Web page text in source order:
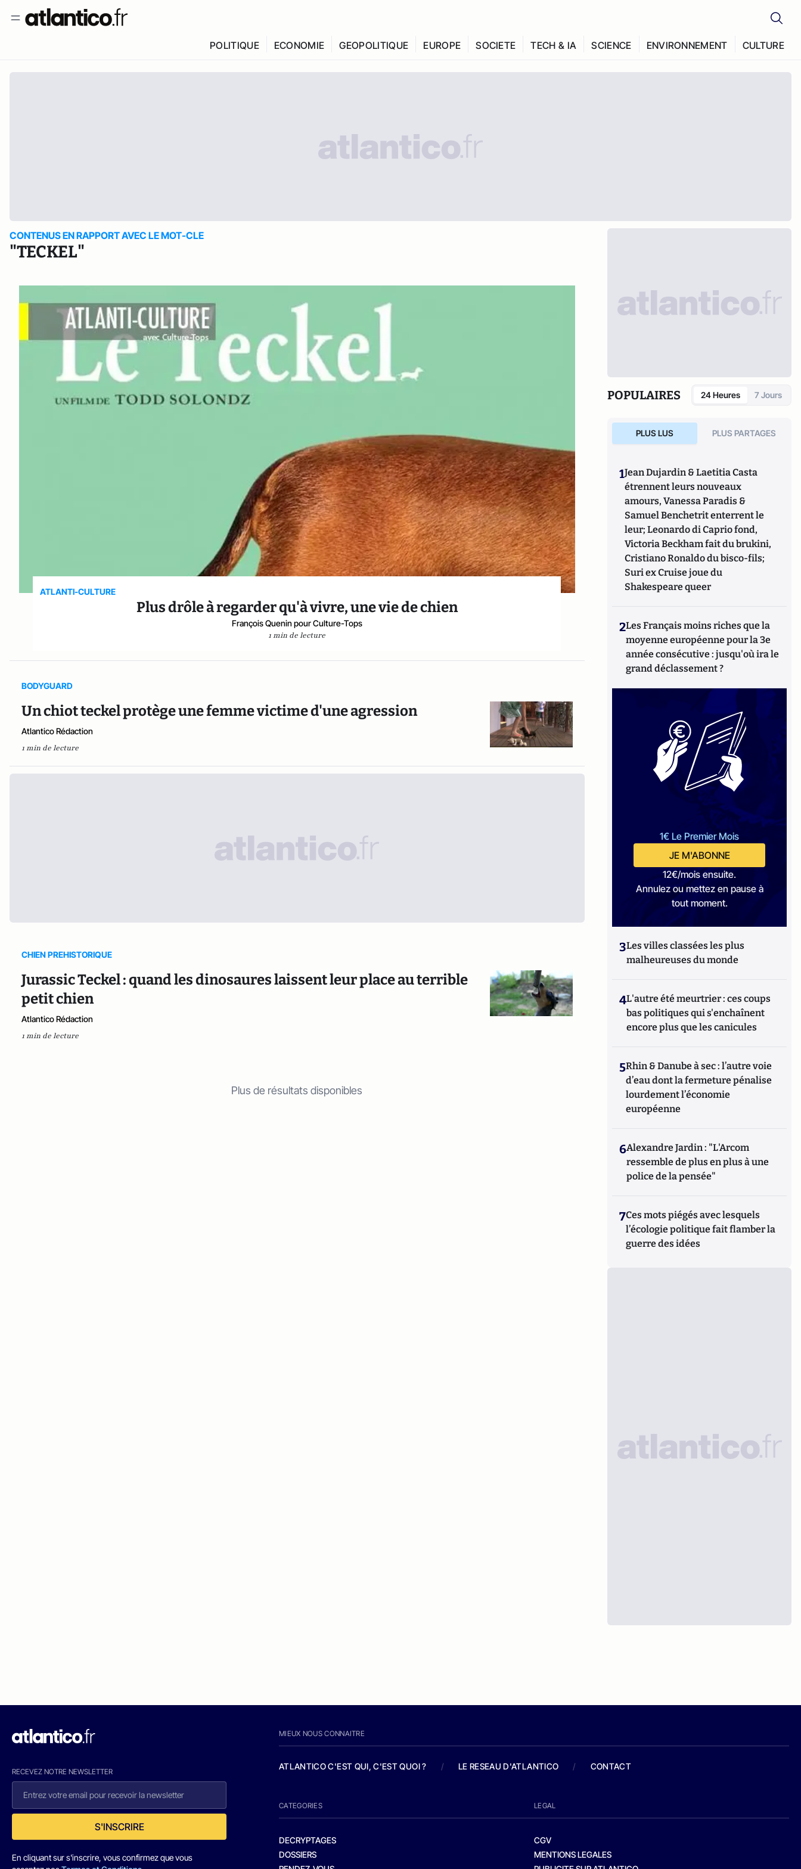
POLITIQUE ECONOMIE GEOPOLITIQUE EUROPE SOCIETE TECH & IA SCIENCE ENVIRONNEMENT CULTURE
CONTENUS EN RAPPORT AVEC LE MOT-CLE
"TECKEL"
ATLANTI-CULTURE
Plus drôle à regarder qu'à vivre, une vie de chien
François Quenin pour Culture-Tops
1 min de lecture
BODYGUARD
Un chiot teckel protège une femme victime d'une agression
Atlantico Rédaction
1 min de lecture
CHIEN PREHISTORIQUE
Jurassic Teckel : quand les dinosaures laissent leur place au terrible
petit chien
Atlantico Rédaction
1 min de lecture
Plus de résultats disponibles
POPULAIRES 24 Heures 7 Jours
PLUS LUS PLUS PARTAGES
1Jean Dujardin & Laetitia Casta
étrennent leurs nouveaux
amours, Vanessa Paradis &
Samuel Benchetrit enterrent le
leur; Leonardo di Caprio fond,
Victoria Beckham fait du brukini,
Cristiano Ronaldo du bisco-fils;
Suri ex Cruise joue du
Shakespeare queer
2Les Français moins riches que la
moyenne européenne pour la 3e
année consécutive : jusqu'où ira le
grand déclassement ?
1€ Le Premier Mois
JE M'ABONNE
12€/mois ensuite.
Annulez ou mettez en pause à
tout moment.
3Les villes classées les plus
malheureuses du monde
4L'autre été meurtrier : ces coups
bas politiques qui s'enchaînent
encore plus que les canicules
5Rhin & Danube à sec : l’autre voie
d’eau dont la fermeture pénalise
lourdement l’économie
européenne
6Alexandre Jardin : "L'Arcom
ressemble de plus en plus à une
police de la pensée"
7Ces mots piégés avec lesquels
l’écologie politique fait flamber la
guerre des idées
RECEVEZ NOTRE NEWSLETTER
S'INSCRIRE
En cliquant sur s'inscrire, vous confirmez que vous
MIEUX NOUS CONNAITRE
ATLANTICO C'EST QUI, C'EST QUOI ? / LE RESEAU D'ATLANTICO / CONTACT
CATEGORIES
DECRYPTAGES
DOSSIERS
LEGAL
CGV
MENTIONS LEGALES